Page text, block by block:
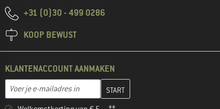
+31 (0)30 - 499 0286
KOOP BEWUST
KLANTENACCOUNT AANMAKEN
E-mailadres
Vul je e-mailadres hier in en maak in de volgende stap je